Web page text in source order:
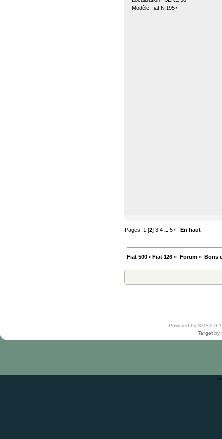
Modèle: fiat N 1957
Pages:1 [2]3 4 ...57 En haut
Fiat 500 • Fiat 126 » Forum» Bons
Powered by SMF
Target by